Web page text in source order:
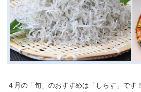
４月の「旬」のおすすめは「しらす」です！